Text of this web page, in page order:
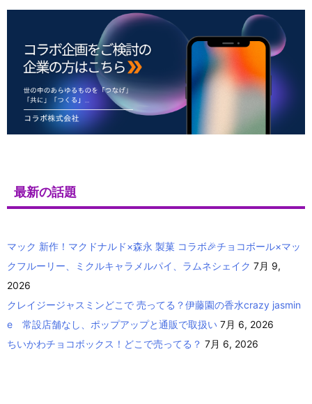
最新の話題
マック 新作！マクドナルド×森永 製菓 コラボ🎉チョコボール×マッ
クフルーリー、ミクルキャラメルパイ、ラムネシェイク 7月 9,
2026
クレイジージャスミンどこで 売ってる？伊藤園の香水crazy jasmin
e 常設店舗なし、ポップアップと通販で取扱い 7月 6, 2026
ちいかわチョコボックス！どこで売ってる？ 7月 6, 2026